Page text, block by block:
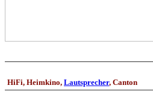
HiFi, Heimkino, Lautsprecher, Canton